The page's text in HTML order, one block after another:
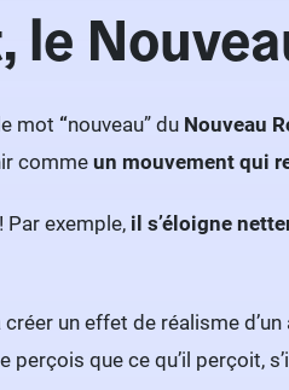
le
mot “nouveau” du Nouveau
comme un mouvement qui
Par exemple, il s’éloigne
un effet de réalisme d’un
perçois que ce qu’il perçoit,